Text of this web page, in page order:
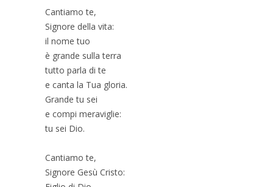
Cantiamo te,
Signore della vita:
il nome tuo
è grande sulla terra
tutto parla di te
e canta la Tua gloria.
Grande tu sei
e compi meraviglie:
tu sei Dio.
Cantiamo te,
Signore Gesù Cristo: